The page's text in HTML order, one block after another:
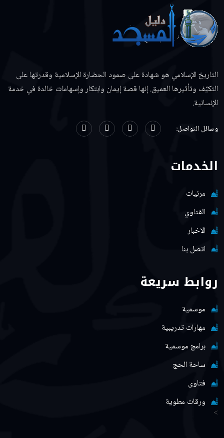
التاريخ الإسلامي هو شهادة على صمود الحضارة الإسلامية وقدرتها على
التكيّف وتأثيرها العميق. إنها قصة إيمان وابتكار وإسهامات خالدة في خدمة
الإنسانية.
وسائل التواصل:
الخدمات
مرئيات
الفتاوي
الاخبار
اتصل بنا
روابط سريعة
موسمية
مهارات تدريبية
برامج موسمية
ساحة الحج
فتاوى
ورقات مطوية
>